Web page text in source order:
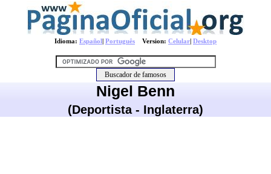
Idioma: Español| Português Version: Celular| Desktop
Nigel Benn
(Deportista - Inglaterra)